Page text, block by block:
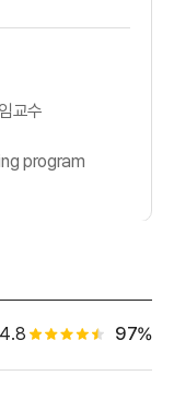
교수
program
4.8 별점 4.5개 별점 백
97%